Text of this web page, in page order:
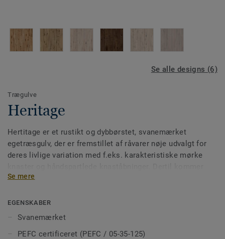
Se alle designs (6)
Trægulve
Heritage
Hertitage er et rustikt og dybbørstet, svanemærket
egetræsgulv, der er fremstillet af råvarer nøje udvalgt for
deres livlige variation med f.eks. karakteristiske mørke
revner, hvoraf nogle ikke er fuldt spartlede, hvilket
Heritage overfladebehandles med hårdvoksolie og fås i
flere omhyggeligt udvalgte farver.
Se mere
EGENSKABER
Svanemærket
PEFC certificeret (PEFC / 05-35-125)